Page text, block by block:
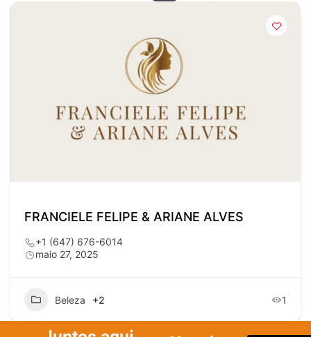
FRANCIELE FELIPE & ARIANE ALVES
+1 (647) 676-6014
maio 27, 2025
Beleza +2 1